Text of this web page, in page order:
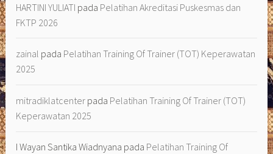
HARTINI YULIATI pada Pelatihan Akreditasi Puskesmas dan
FKTP 2026
zainal pada Pelatihan Training Of Trainer (TOT) Keperawatan
2025
mitradiklatcenter pada Pelatihan Training Of Trainer (TOT)
Keperawatan 2025
I Wayan Santika Wiadnyana pada Pelatihan Training Of